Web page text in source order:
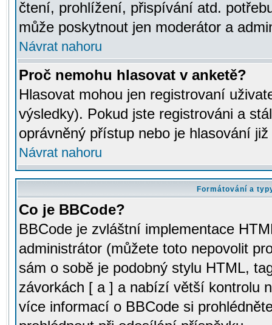
čtení, prohlížení, přispívání atd.
může poskytnout jen moderátor a
Návrat nahoru
Proč nemohu hlasovat v anketě?
Hlasovat mohou jen registrovaní
výsledky). Pokud jste registrováni a
oprávněný přístup nebo je hlasování
Návrat nahoru
Formátování a
Co je BBCode?
BBCode je zvláštní implementace
administrátor (můžete toto nepovolit
sám o sobě je podobný stylu HTML,
závorkách [ a ] a nabízí větší kontrolu
více informací o BBCode si